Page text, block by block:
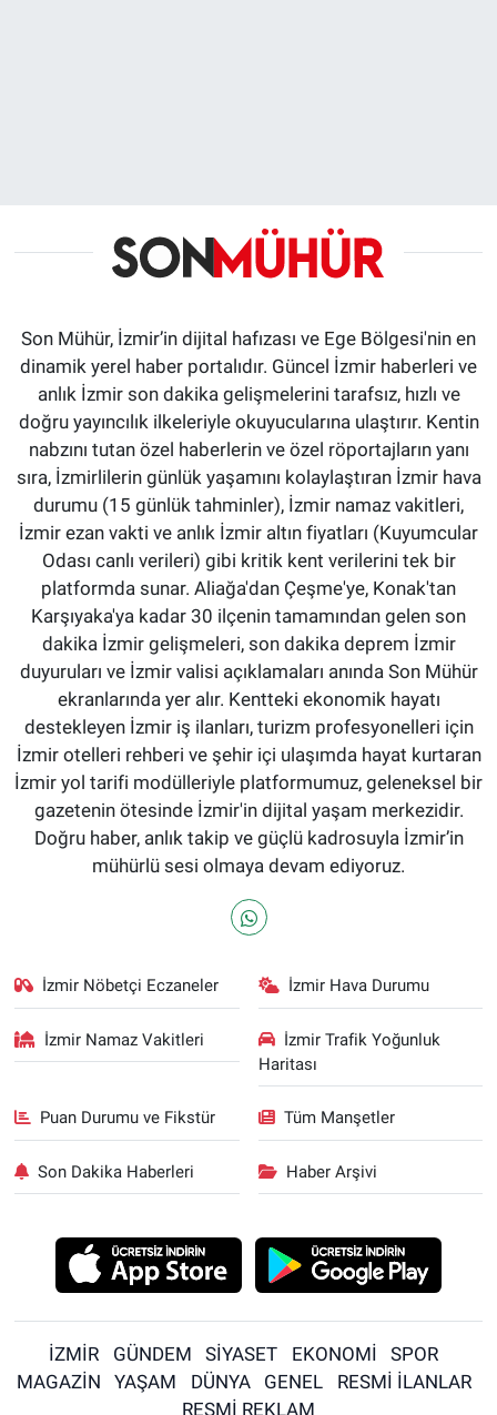
Son Mühür, İzmir’in dijital hafızası ve Ege Bölgesi'nin en
dinamik yerel haber portalıdır. Güncel İzmir haberleri ve
anlık İzmir son dakika gelişmelerini tarafsız, hızlı ve
doğru yayıncılık ilkeleriyle okuyucularına ulaştırır. Kentin
nabzını tutan özel haberlerin ve özel röportajların yanı
sıra, İzmirlilerin günlük yaşamını kolaylaştıran İzmir hava
durumu (15 günlük tahminler), İzmir namaz vakitleri,
İzmir ezan vakti ve anlık İzmir altın fiyatları (Kuyumcular
Odası canlı verileri) gibi kritik kent verilerini tek bir
platformda sunar. Aliağa'dan Çeşme'ye, Konak'tan
Karşıyaka'ya kadar 30 ilçenin tamamından gelen son
dakika İzmir gelişmeleri, son dakika deprem İzmir
duyuruları ve İzmir valisi açıklamaları anında Son Mühür
ekranlarında yer alır. Kentteki ekonomik hayatı
destekleyen İzmir iş ilanları, turizm profesyonelleri için
İzmir otelleri rehberi ve şehir içi ulaşımda hayat kurtaran
İzmir yol tarifi modülleriyle platformumuz, geleneksel bir
gazetenin ötesinde İzmir'in dijital yaşam merkezidir.
Doğru haber, anlık takip ve güçlü kadrosuyla İzmir’in
mühürlü sesi olmaya devam ediyoruz.
İzmir Nöbetçi Eczaneler İzmir Hava Durumu
İzmir Namaz Vakitleri
İzmir Trafik Yoğunluk
Haritası
Puan Durumu ve Fikstür Tüm Manşetler
Son Dakika Haberleri Haber Arşivi
İZMİR GÜNDEM SİYASET EKONOMİ
SPOR
MAGAZİN
YAŞAM DÜNYA GENEL
RESMİ İLANLAR
RESMİ REKLAM